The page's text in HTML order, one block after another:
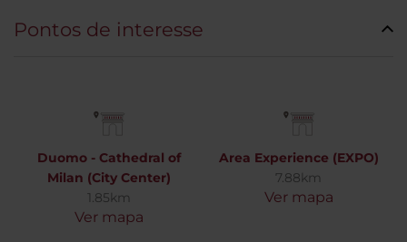
Pontos de interesse
Duomo - Cathedral of
Milan (City Center)
1.85km
Ver mapa
Area Experience (EXPO)
7.88km
Ver mapa